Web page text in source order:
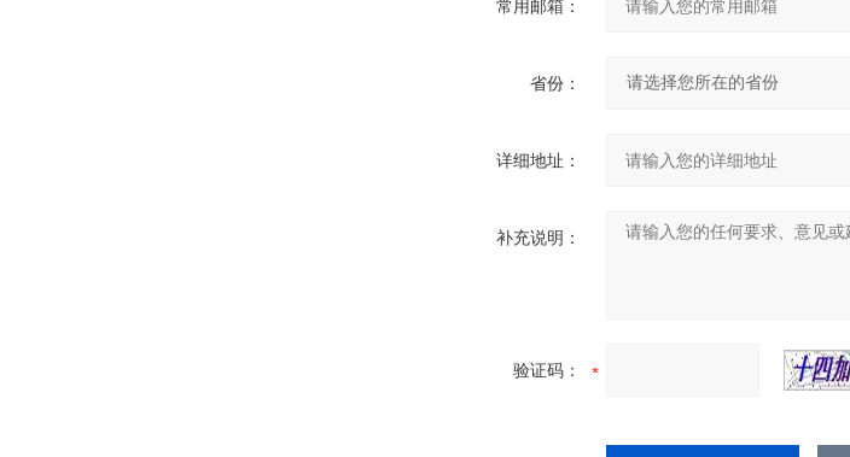
常用邮箱：
省份：
详细地址：
补充说明：
验证码：